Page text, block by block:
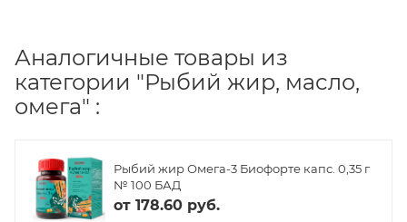
Аналогичные товары из
категории "Рыбий жир, масло,
омега" :
Рыбий жир Омега-3 Биофорте капс. 0,35 г
№ 100 БАД
от 178.60 руб.